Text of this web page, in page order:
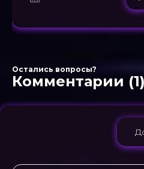
Остались вопросы?
Комментарии (1)